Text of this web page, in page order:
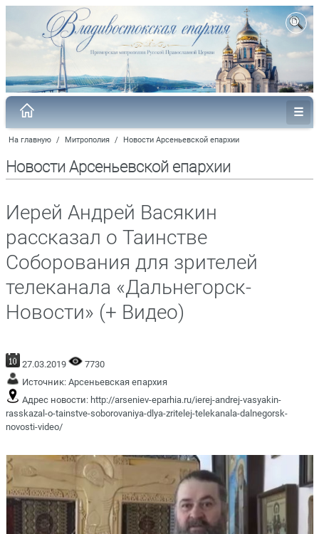
На главную / Митрополия / Новости Арсеньевской епархии
Новости Арсеньевской епархии
Иерей Андрей Васякин
рассказал о Таинстве
Соборования для зрителей
телеканала «Дальнегорск-
Новости» (+ Видео)
27.03.2019
7730
Источник: Арсеньевская епархия
Адрес новости: http://arseniev-eparhia.ru/ierej-andrej-vasyakin-
rasskazal-o-tainstve-soborovaniya-dlya-zritelej-telekanala-dalnegorsk-
novosti-video/